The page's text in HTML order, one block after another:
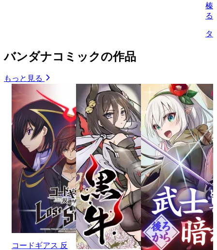
榛
る
タ
バンダナコミックの作品
もっと見る
コードギアス 反